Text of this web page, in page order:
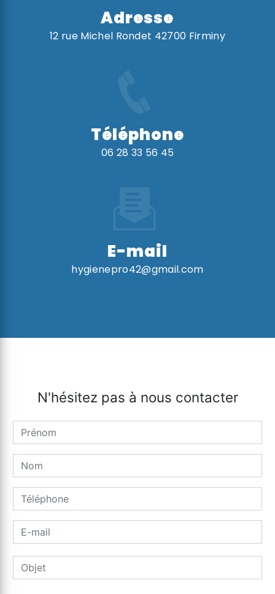
Adresse
12 rue Michel Rondet 42700 Firminy
Téléphone
06 28 33 56 45
E-mail
hygienepro42@gmail.com
N'hésitez pas à nous contacter